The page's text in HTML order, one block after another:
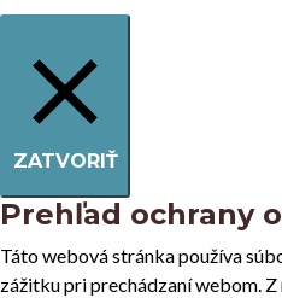
ZATVORIŤ
Prehľad ochrany
Táto webová stránka používa
zážitku pri prechádzaní webom.